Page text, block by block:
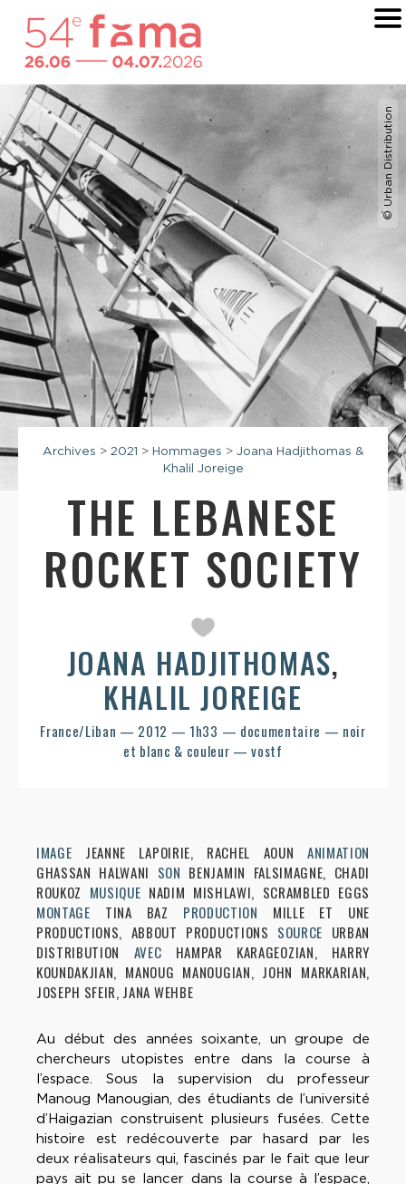
© Urban Distribution
Archives > 2021 > Hommages > Joana Hadjithomas &
Khalil Joreige
THE LEBANESE
ROCKET SOCIETY
JOANA HADJITHOMAS,
KHALIL JOREIGE
France/Liban — 2012 — 1h33 — documentaire — noir
et blanc & couleur — vostf
IMAGE JEANNE LAPOIRIE, RACHEL AOUN ANIMATION
GHASSAN HALWANI SON BENJAMIN FALSIMAGNE, CHADI
ROUKOZ MUSIQUE NADIM MISHLAWI, SCRAMBLED EGGS
MONTAGE TINA BAZ PRODUCTION MILLE ET UNE
PRODUCTIONS, ABBOUT PRODUCTIONS SOURCE URBAN
DISTRIBUTION AVEC HAMPAR KARAGEOZIAN, HARRY
KOUNDAKJIAN, MANOUG MANOUGIAN, JOHN MARKARIAN,
JOSEPH SFEIR, JANA WEHBE
Au début des années soixante, un groupe de
chercheurs utopistes entre dans la course à
l’espace. Sous la supervision du professeur
Manoug Manougian, des étudiants de l’université
d’Haigazian construisent plusieurs fusées. Cette
histoire est redécouverte par hasard par les
deux réalisateurs qui, fascinés par le fait que leur
pays ait pu se lancer dans la course à l’espace,